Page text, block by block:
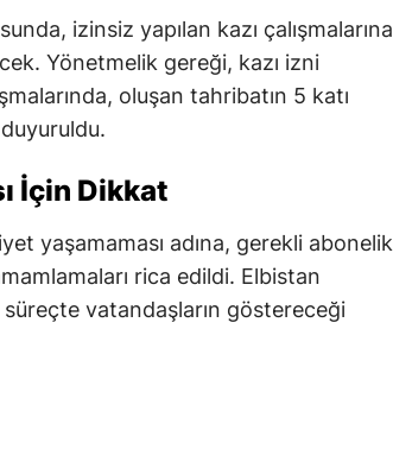
izinsiz yapılan kazı çalışmalarına
Yönetmelik gereği, kazı izni
oluşan tahribatın 5 katı
İçin Dikkat
yaşamaması adına, gerekli abonelik
rica edildi. Elbistan
vatandaşların göstereceği